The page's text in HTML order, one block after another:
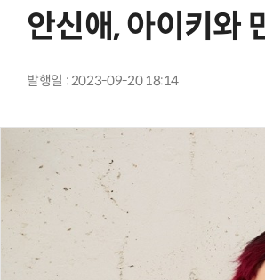
안신애, 아이키
발행일 : 2023-09-20 18:14